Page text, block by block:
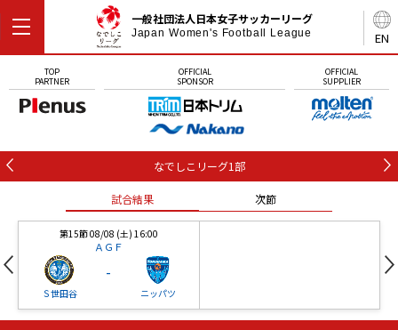
EN
一般社団法人日本女子サッカーリーグ
Japan Women's Football League
TOP
PARTNER
OFFICIAL
SPONSOR
OFFICIAL
SUPPLIER
なでしこリーグ1部
試合結果 次節
第15節 08/08 (土) 16:00
ＡＧＦ
Ｓ世田谷
-
ニッパツ